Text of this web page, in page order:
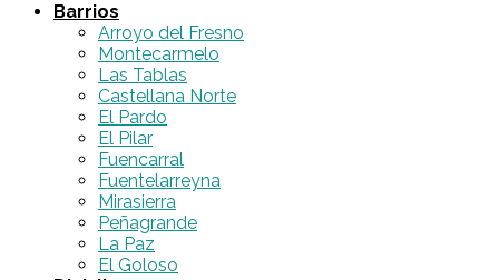
Barrios
Arroyo del Fresno
Montecarmelo
Las Tablas
Castellana Norte
El Pardo
El Pilar
Fuencarral
Fuentelarreyna
Mirasierra
Peñagrande
La Paz
El Goloso